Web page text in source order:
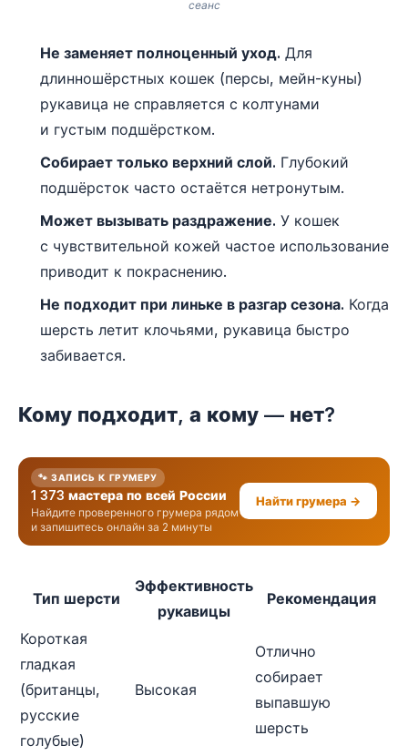
сеанс
Не заменяет полноценный уход. Для
длинношёрстных кошек (персы, мейн-куны)
рукавица не справляется с колтунами
и густым подшёрстком.
Собирает только верхний слой. Глубокий
подшёрсток часто остаётся нетронутым.
Может вызывать раздражение. У кошек
с чувствительной кожей частое использование
приводит к покраснению.
Не подходит при линьке в разгар сезона. Когда
шерсть летит клочьями, рукавица быстро
забивается.
Кому подходит, а кому — нет?
🐾 ЗАПИСЬ К ГРУМЕРУ
1 373 мастера по всей России
Найдите проверенного грумера рядом
и запишитесь онлайн за 2 минуты
Найти грумера →
Тип шерсти
Эффективность
рукавицы
Рекомендация
Короткая
гладкая
(британцы,
русские
голубые)
Высокая
Отлично
собирает
выпавшую
шерсть